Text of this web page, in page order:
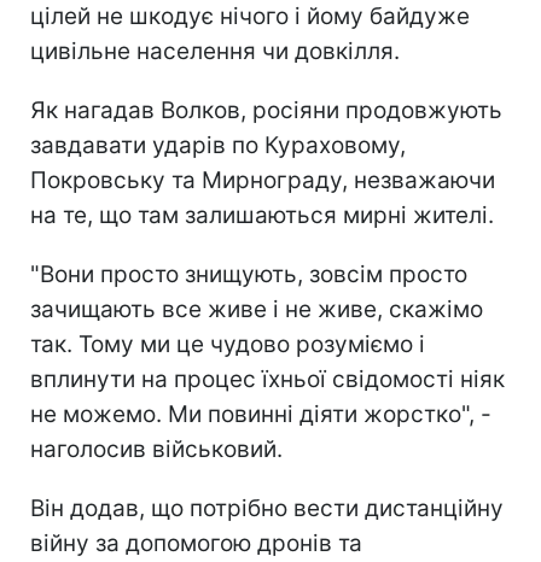
цілей не шкодує нічого і йому байдуже
цивільне населення чи довкілля.
Як нагадав Волков, росіяни продовжують
завдавати ударів по Кураховому,
Покровську та Мирнограду, незважаючи
на те, що там залишаються мирні жителі.
"Вони просто знищують, зовсім просто
зачищають все живе і не живе, скажімо
так. Тому ми це чудово розуміємо і
вплинути на процес їхньої свідомості ніяк
не можемо. Ми повинні діяти жорстко", -
наголосив військовий.
Він додав, що потрібно вести дистанційну
війну за допомогою дронів та